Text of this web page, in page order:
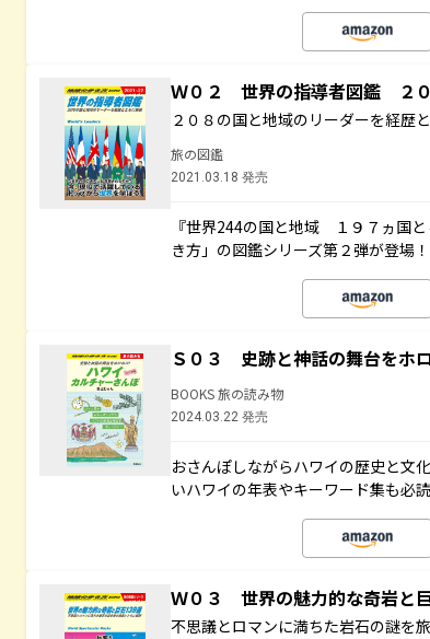
Ｗ０２ 世界の指導者図鑑 ２
２０８の国と地域のリーダーを経歴
旅の図鑑
2021.03.18 発売
『世界244の国と地域 １９７ヵ国
き方」の図鑑シリーズ第２弾が登場！
Ｓ０３ 史跡と神話の舞台をホ
BOOKS 旅の読み物
2024.03.22 発売
おさんぽしながらハワイの歴史と文
いハワイの年表やキーワード集も必読
Ｗ０３ 世界の魅力的な奇岩と
不思議とロマンに満ちた岩石の謎を